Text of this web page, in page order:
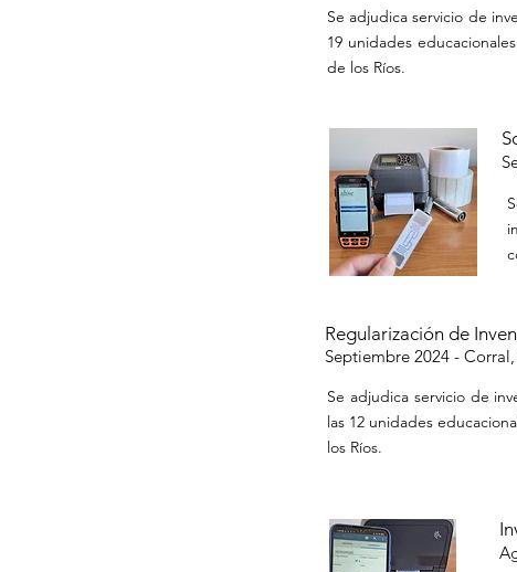
Se adjudica servicio de
19 unidades
de los Ríos.
Regularización de
Septiembre 2024 -
Se adjudica servicio de
las 12 unidades
los Ríos.